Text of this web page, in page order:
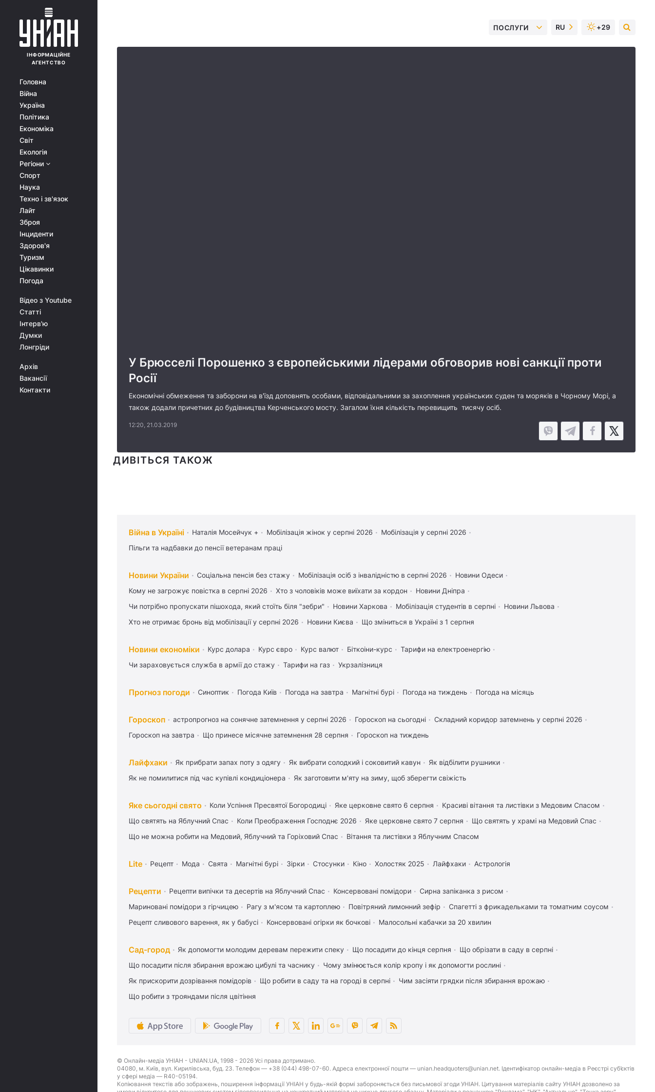
ІНФОРМАЦІЙНЕ
АГЕНТСТВО
Головна
Війна
Україна
Політика
Економіка
Світ
Екологія
Регіони
Спорт
Наука
Техно і зв'язок
Лайт
Зброя
Інциденти
Здоров'я
Туризм
Цікавинки
Погода
Відео з Youtube
Статті
Інтерв'ю
Думки
Лонгріди
Архів
Вакансії
Контакти
ПОСЛУГИ RU +29
У Брюсселі Порошенко з європейськими лідерами обговорив нові санкції проти
Росії
Економічні обмеження та заборони на в'їзд доповнять особами, відповідальними за захоплення українських суден та моряків в Чорному Морі, а
також додали причетних до будівництва Керченського мосту. Загалом їхня кількість перевищить тисячу осіб.
12:20, 21.03.2019
ДИВІТЬСЯ ТАКОЖ
Війна в Україні Наталія Мосейчук + Мобілізація жінок у серпні 2026
Мобілізація у серпні 2026
Пільги та надбавки до пенсії ветеранам праці
Новини України Соціальна пенсія без стажу Мобілізація осіб з інвалідністю в серпні 2026
Новини Одеси
Кому не загрожує повістка в серпні 2026
Хто з чоловіків може виїхати за кордон
Новини Дніпра
Чи потрібно пропускати пішохода, який стоїть біля "зебри"
Новини Харкова Мобілізація студентів в серпні
Новини Львова
Хто не отримає бронь від мобілізації у серпні 2026
Новини Києва Що зміниться в Україні з 1 серпня
Новини економіки Курс долара Курс євро Курс валют Біткоіни-курс
Тарифи на електроенергію
Чи зараховується служба в армії до стажу
Тарифи на газ Укрзалізниця
Прогноз погоди Синоптик Погода Київ Погода на завтра Магнітні бурі Погода на тиждень Погода на місяць
Гороскоп астропрогноз на сонячне затемнення у серпні 2026 Гороскоп на сьогодні
Складний коридор затемнень у серпні 2026
Гороскоп на завтра
Що принесе місячне затемнення 28 серпня Гороскоп на тиждень
Лайфхаки Як прибрати запах поту з одягу Як вибрати солодкий і соковитий кавун
Як відбілити рушники
Як не помилитися під час купівлі кондиціонера
Як заготовити м'яту на зиму, щоб зберегти свіжість
Яке сьогодні свято Коли Успіння Пресвятої Богородиці Яке церковне свято 6 серпня
Красиві вітання та листівки з Медовим Спасом
Що святять на Яблучний Спас
Коли Преображення Господнє 2026 Яке церковне свято 7 серпня
Що святять у храмі на Медовий Спас
Що не можна робити на Медовий, Яблучний та Горіховий Спас
Вітання та листівки з Яблучним Спасом
Lite Рецепт Мода Свята Магнітні бурі Зірки Стосунки Кіно Холостяк 2025 Лайфхаки Астрологія
Рецепти Рецепти випічки та десертів на Яблучний Спас Консервовані помідори
Сирна запіканка з рисом
Мариновані помідори з гірчицею
Рагу з м'ясом та картоплею Повітряний лимонний зефір
Спагетті з фрикадельками та томатним соусом
Рецепт сливового варення, як у бабусі
Консервовані огірки як бочкові Малосольні кабачки за 20 хвилин
Сад-город Як допомогти молодим деревам пережити спеку Що посадити до кінця серпня
Що обрізати в саду в серпні
Що посадити після збирання врожаю цибулі та часнику
Чому змінюється колір кропу і як допомогти рослині
Як прискорити дозрівання помідорів
Що робити в саду та на городі в серпні
Чим засіяти грядки після збирання врожаю
Що робити з трояндами після цвітіння
© Онлайн-медіа УНІАН - UNIAN.UA, 1998 - 2026 Усі права дотримано.
04080, м. Київ, вул. Кирилівська, буд. 23. Телефон — +38 (044) 498-07-60. Адреса електронної пошти — unian.headquoters@unian.net. Ідентифікатор онлайн-медіа в Реєстрі суб’єктів
у сфері медіа — R40-05194.
Копіювання текстів або зображень, поширення інформації УНІАН у будь-якій формі забороняється без письмової згоди УНІАН. Цитування матеріалів сайту УНІАН дозволено за